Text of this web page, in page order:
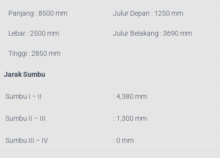
Panjang : 8500 mm Julur Depan : 1250 mm
Lebar : 2500 mm Julur Belakang : 3690 mm
Tinggi : 2850 mm
Jarak Sumbu
Sumbu I – II : 4,380 mm
Sumbu II – III : 1,300 mm
Sumbu III – IV : 0 mm